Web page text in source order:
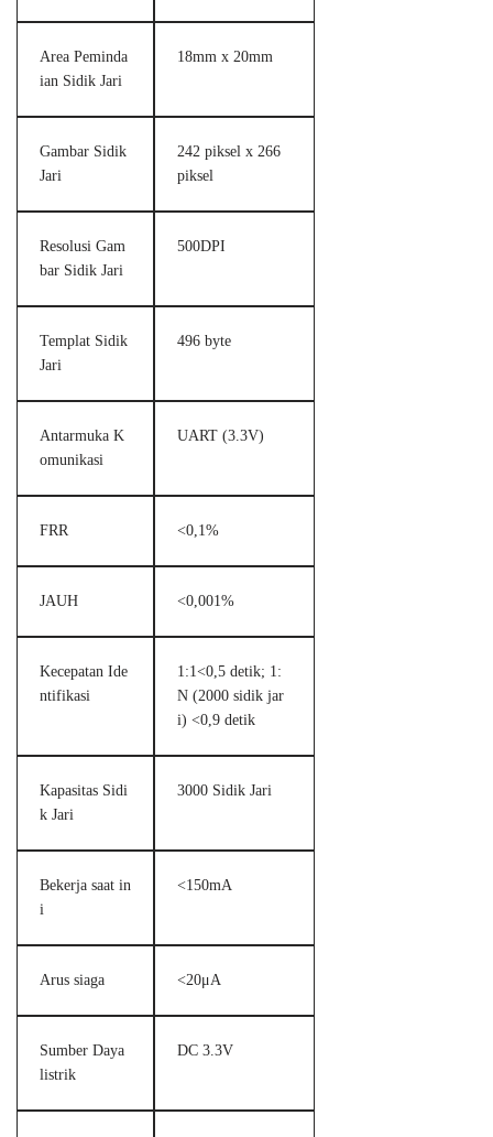
Area Peminda
ian Sidik Jari
18mm x 20mm
Gambar Sidik
Jari
242 piksel x 266
piksel
Resolusi Gam
bar Sidik Jari
500DPI
Templat Sidik
Jari
496 byte
Antarmuka K
omunikasi
UART (3.3V)
FRR <0,1%
JAUH <0,001%
Kecepatan Ide
ntifikasi
1:1<0,5 detik; 1:
N (2000 sidik jar
i) <0,9 detik
Kapasitas Sidi
k Jari
3000 Sidik Jari
Bekerja saat in
i
<150mA
Arus siaga <20μA
Sumber Daya
listrik
DC 3.3V